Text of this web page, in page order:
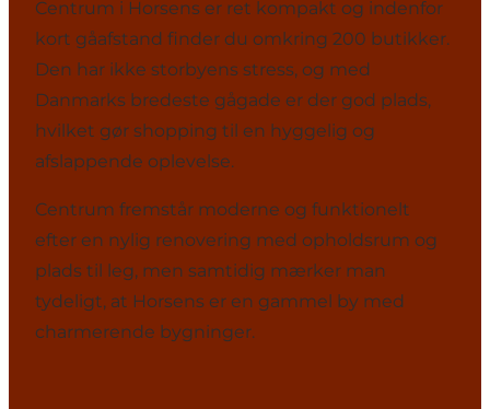
Centrum i Horsens er ret kompakt og indenfor
kort gåafstand finder du omkring 200 butikker.
Den har ikke storbyens stress, og med
Danmarks bredeste gågade er der god plads,
hvilket gør shopping til en hyggelig og
afslappende oplevelse.
Centrum fremstår moderne og funktionelt
efter en nylig renovering med opholdsrum og
plads til leg, men samtidig mærker man
tydeligt, at Horsens er en gammel by med
charmerende bygninger.